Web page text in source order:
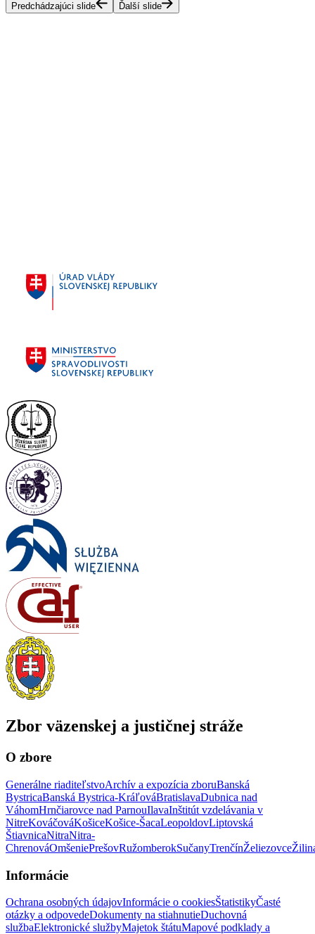
Predchádzajúci slide Ďalší slide
Zbor väzenskej a justičnej stráže
O zbore
Generálne riaditeľstvoArchív a expozícia zboruBanská
BystricaBanská Bystrica-KráľováBratislavaDubnica nad
VáhomHrnčiarovce nad ParnouIlavaInštitút vzdelávania v
NitreKováčováKošiceKošice-ŠacaLeopoldovLiptovská
ŠtiavnicaNitraNitra-
ChrenováOmšeniePrešovRužomberokSučanyTrenčínŽeliezovce
Informácie
Ochrana osobných údajovInformácie o cookiesŠtatistikyČasté
otázky a odpovedeDokumenty na stiahnutieDuchovná
službaElektronické službyMajetok štátuMapové podklady a